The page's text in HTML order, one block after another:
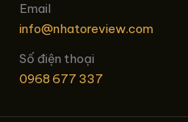
Email
info@nhatoreview.com
Số điện thoại
0968 677 337